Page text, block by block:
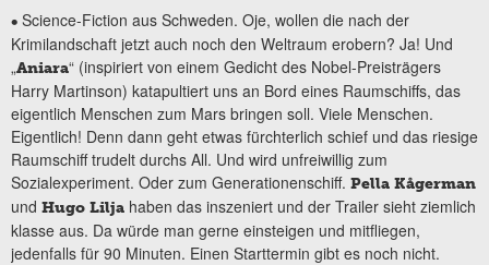
• Science-Fiction aus Schweden. Oje, wollen die nach der
Krimilandschaft jetzt auch noch den Weltraum erobern? Ja! Und
„Aniara“ (inspiriert von einem Gedicht des Nobel-Preisträgers
Harry Martinson) katapultiert uns an Bord eines Raumschiffs, das
eigentlich Menschen zum Mars bringen soll. Viele Menschen.
Eigentlich! Denn dann geht etwas fürchterlich schief und das riesige
Raumschiff trudelt durchs All. Und wird unfreiwillig zum
Sozialexperiment. Oder zum Generationenschiff. Pella Kågerman
und Hugo Lilja haben das inszeniert und der Trailer sieht ziemlich
klasse aus. Da würde man gerne einsteigen und mitfliegen,
jedenfalls für 90 Minuten. Einen Starttermin gibt es noch nicht.